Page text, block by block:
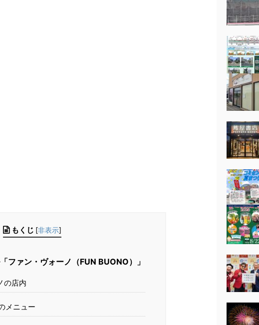
もくじ [非表示]
ファン・ヴォーノ（FUN BUONO）」
の店内
メニュー